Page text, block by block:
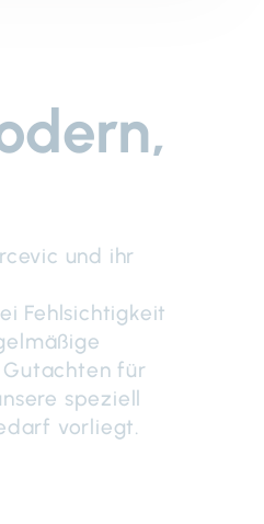
und ihr
Fehlsichtigkeit
für
speziell
vorliegt.